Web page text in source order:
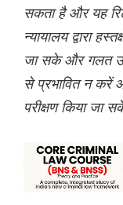
सकता है और यह
न्यायालय द्वारा
जा सके और गलत
से प्रभावित न करें
परीक्षण किया जा